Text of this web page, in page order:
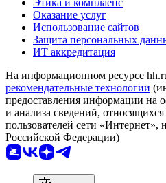
Оказание услуг
Использование сайтов
Защита персональных
ИТ аккредитация
На информационном ресурсе
рекомендательные технологии
предоставления информации на
и анализа сведений,
пользователей сети «Интернет»,
Российской Федерации)